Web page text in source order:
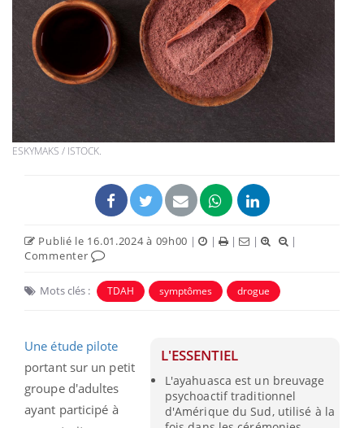
ESKYMAKS / ISTOCK.
Publié le 16.01.2024 à 09h00 | | | |
|
Commenter
Mots clés : TDAH symptômes drogue
L'ESSENTIEL
L'ayahuasca est un breuvage
psychoactif traditionnel
d'Amérique du Sud, utilisé à la
Une étude pilote
portant sur un petit
groupe d'adultes
ayant participé à